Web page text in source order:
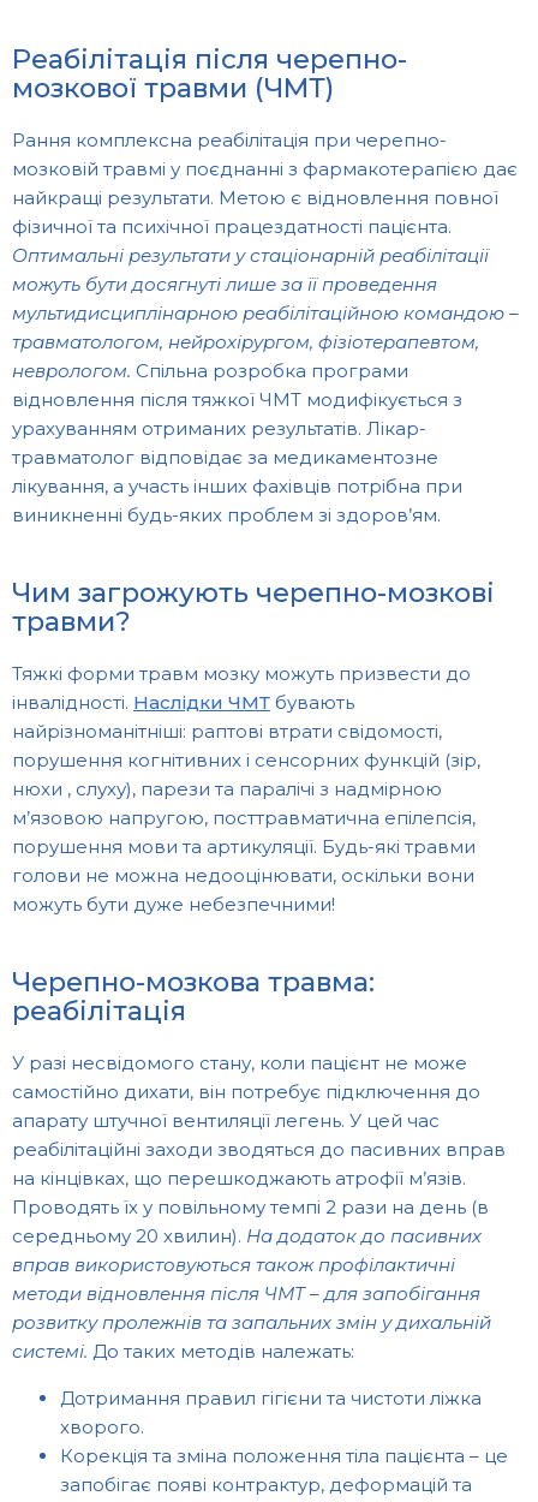
Реабілітація після черепно-
мозкової травми (ЧМТ)
Рання комплексна реабілітація при черепно-
мозковій травмі у поєднанні з фармакотерапією дає
найкращі результати. Метою є відновлення повної
фізичної та психічної працездатності пацієнта.
Оптимальні результати у стаціонарній реабілітації
можуть бути досягнуті лише за її проведення
мультидисциплінарною реабілітаційною командою –
травматологом, нейрохірургом, фізіотерапевтом,
неврологом.
відновлення після тяжкої ЧМТ модифікується з
урахуванням отриманих результатів. Лікар-
травматолог відповідає за медикаментозне
лікування, а участь інших фахівців потрібна при
виникненні будь-яких проблем зі здоров’ям.
Чим загрожують черепно-мозкові
травми?
Тяжкі форми травм мозку можуть призвести до
інвалідності. Наслідки ЧМТ бувають
найрізноманітніші: раптові втрати свідомості,
порушення когнітивних і сенсорних функцій (зір,
нюхи , слуху), парези та паралічі з надмірною
м’язовою напругою, посттравматична епілепсія,
порушення мови та артикуляції. Будь-які травми
голови не можна недооцінювати, оскільки вони
можуть бути дуже небезпечними!
Черепно-мозкова травма:
реабілітація
У разі несвідомого стану, коли пацієнт не може
самостійно дихати, він потребує підключення до
апарату штучної вентиляції легень. У цей час
реабілітаційні заходи зводяться до пасивних вправ
на кінцівках, що перешкоджають атрофії м’язів.
Проводять їх у повільному темпі 2 рази на день (в
середньому 20 хвилин). На додаток до пасивних
вправ використовуються також профілактичні
методи відновлення після ЧМТ – для запобігання
розвитку пролежнів та запальних змін у дихальній
системі. До таких методів належать:
Дотримання правил гігієни та чистоти ліжка
хворого.
Корекція та зміна положення тіла пацієнта – це
запобігає появі контрактур, деформацій та